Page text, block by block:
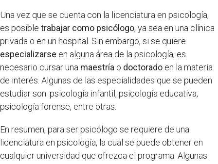
Una vez que se cuenta con la licenciatura en psicología,
es posible trabajar como psicólogo, ya sea en una clínica
privada o en un hospital. Sin embargo, si se quiere
especializarse en alguna área de la psicología, es
necesario cursar una maestría o doctorado en la materia
de interés. Algunas de las especialidades que se pueden
estudiar son: psicología infantil, psicología educativa,
psicología forense, entre otras.
En resumen, para ser psicólogo se requiere de una
licenciatura en psicología, la cual se puede obtener en
cualquier universidad que ofrezca el programa. Algunas